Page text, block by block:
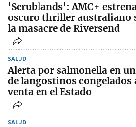
'Scrublands': AMC+
oscuro thriller australiano
la masacre de Riversend
SALUD
Alerta por salmonella en
de langostinos congelados
venta en el Estado
SALUD